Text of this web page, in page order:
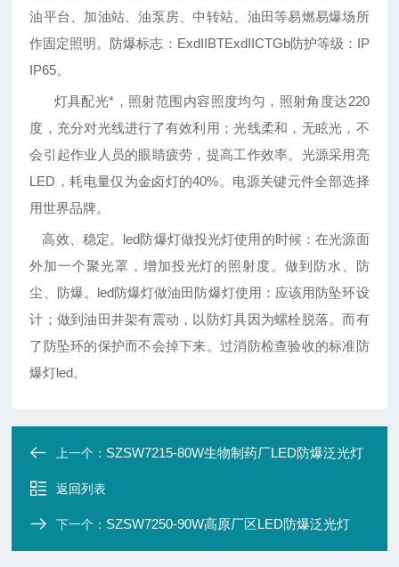
油平台、加油站、油泵房、中转站、油田等易燃易爆场所
作固定照明。防爆标志：ExdIIBTExdIICTGb防护等级：IP
IP65。
灯具配光*，照射范围内容照度均匀，照射角度达220
度，充分对光线进行了有效利用；光线柔和，无眩光，不
会引起作业人员的眼睛疲劳，提高工作效率。光源采用亮
LED，耗电量仅为金卤灯的40%。电源关键元件全部选择
用世界品牌。
高效、稳定。 led防爆灯做投光灯使用的时候：在光源面
外加一个聚光罩，增加投光灯的照射度。 做到防水、防
尘、防爆。led防爆灯做油田防爆灯使用：应该用防坠环设
计；做到油田井架有震动，以防灯具因为螺栓脱落。而有
了防坠环的保护而不会掉下来。过消防检查验收的标准防
爆灯led。
上一个： SZSW7215-80W生物制药厂LED防爆泛光灯
返回列表
下一个： SZSW7250-90W高原厂区LED防爆泛光灯